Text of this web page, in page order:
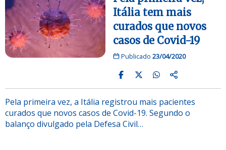
Itália tem mais
curados que novos
casos de Covid-19
Publicado 23/04/2020
Pela primeira vez, a Itália registrou mais pacientes
curados que novos casos de Covid-19. Segundo o
balanço divulgado pela Defesa Civil…